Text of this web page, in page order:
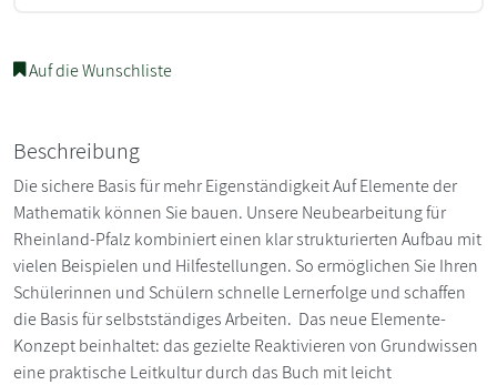
Auf die Wunschliste
Beschreibung
Die sichere Basis für mehr Eigenständigkeit Auf Elemente der
Mathematik können Sie bauen. Unsere Neubearbeitung für
Rheinland-Pfalz kombiniert einen klar strukturierten Aufbau mit
vielen Beispielen und Hilfestellungen. So ermöglichen Sie Ihren
Schülerinnen und Schülern schnelle Lernerfolge und schaffen
die Basis für selbstständiges Arbeiten. Das neue Elemente-
Konzept beinhaltet: das gezielte Reaktivieren von Grundwissen
eine praktische Leitkultur durch das Buch mit leicht